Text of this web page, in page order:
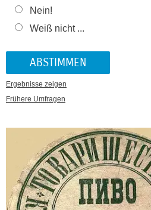
Nein!
Weiß nicht ...
Ergebnisse zeigen
Frühere Umfragen